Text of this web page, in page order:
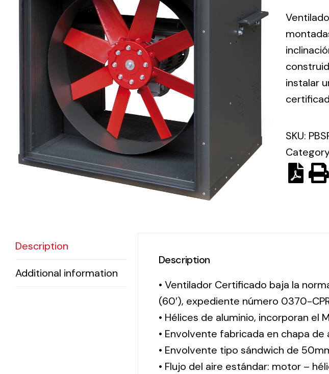
Electrical
Equipment
solutions in
lighting and
electrical
material for
each project
The
instalar
SKU:
Description
Additional information
Description
• Ventilador Certificado baja la
(60′), expediente número 0370-
• Hélices de aluminio, incorporan el
• Envolvente fabricada en chapa
• Envolvente tipo sándwich de
• Flujo del aire estándar: motor –